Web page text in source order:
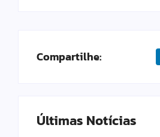
Compartilhe:
Últimas Notícias